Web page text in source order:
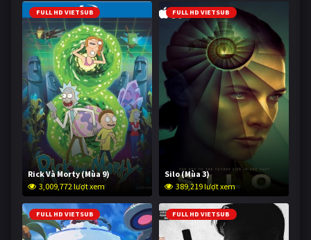
FULL HD VIETSUB
Rick Và Morty (Mùa 9)
3,009,772 lượt xem
FULL HD VIETSUB
Silo (Mùa 3)
389,219 lượt xem
FULL HD VIETSUB FULL HD VIETSUB